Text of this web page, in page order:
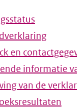
en
informatie
van de